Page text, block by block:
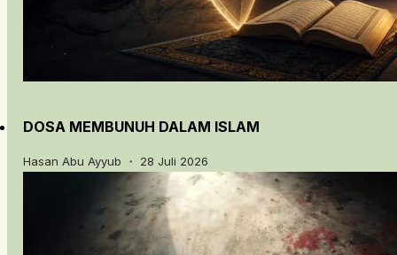
DOSA MEMBUNUH DALAM ISLAM
Hasan Abu Ayyub ・ 28 Juli 2026